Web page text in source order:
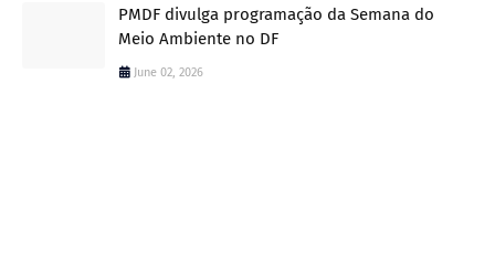
PMDF divulga programação da Semana do
Meio Ambiente no DF
June 02, 2026